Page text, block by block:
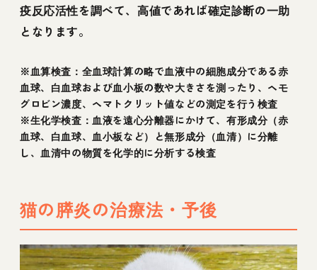
疫反応活性を調べて、高値であれば確定診断の一助
となります。
※血算検査：全血球計算の略で血液中の細胞成分である赤
血球、白血球および血小板の数や大きさを測ったり、ヘモ
グロビン濃度、ヘマトクリット値などの測定を行う検査
※生化学検査：血液を遠心分離器にかけて、有形成分（赤
血球、白血球、血小板など）と無形成分（血清）に分離
し、血清中の物質を化学的に分析する検査
猫の膵炎の治療法・予後